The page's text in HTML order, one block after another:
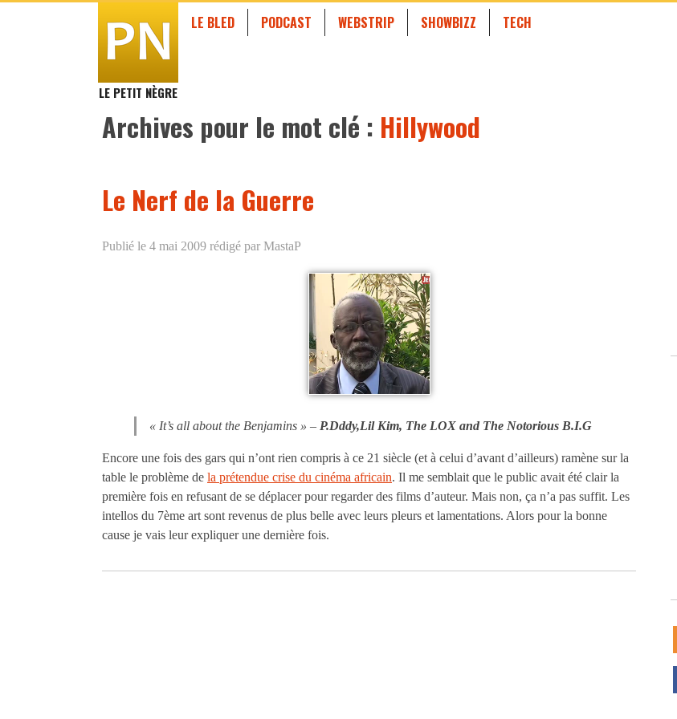
LE PETIT NÈGRE
LE BLED PODCAST WEBSTRIP SHOWBIZZ TECH
Archives pour le mot clé : Hillywood
Le Nerf de la Guerre
Publié le 4 mai 2009 rédigé par MastaP
« It’s all about the Benjamins » – P.Dddy,Lil Kim, The LOX and The Notorious B.I.G
Encore une fois des gars qui n’ont rien compris à ce 21 siècle (et à celui d’avant d’ailleurs) ramène sur la
table le problème de la prétendue crise du cinéma africain. Il me semblait que le public avait été clair la
première fois en refusant de se déplacer pour regarder des films d’auteur. Mais non, ça n’a pas suffit. Les
intellos du 7ème art sont revenus de plus belle avec leurs pleurs et lamentations. Alors pour la bonne
cause je vais leur expliquer une dernière fois.